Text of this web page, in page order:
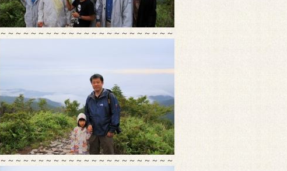
～～～～～～～～～～～～～～～～～～～～～～～
～～～～～～～～～～～～～～～～～～～～～～～